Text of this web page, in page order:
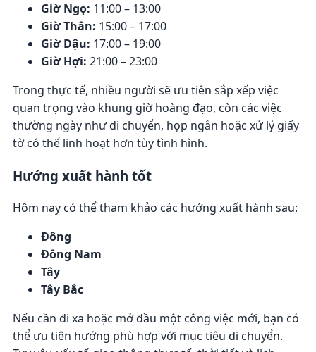
Giờ Ngọ: 11:00 – 13:00
Giờ Thân: 15:00 – 17:00
Giờ Dậu: 17:00 – 19:00
Giờ Hợi: 21:00 – 23:00
Trong thực tế, nhiều người sẽ ưu tiên sắp xếp việc
quan trọng vào khung giờ hoàng đạo, còn các việc
thường ngày như di chuyển, họp ngắn hoặc xử lý giấy
tờ có thể linh hoạt hơn tùy tình hình.
Hướng xuất hành tốt
Hôm nay có thể tham khảo các hướng xuất hành sau:
Đông
Đông Nam
Tây
Tây Bắc
Nếu cần đi xa hoặc mở đầu một công việc mới, bạn có
thể ưu tiên hướng phù hợp với mục tiêu di chuyển.